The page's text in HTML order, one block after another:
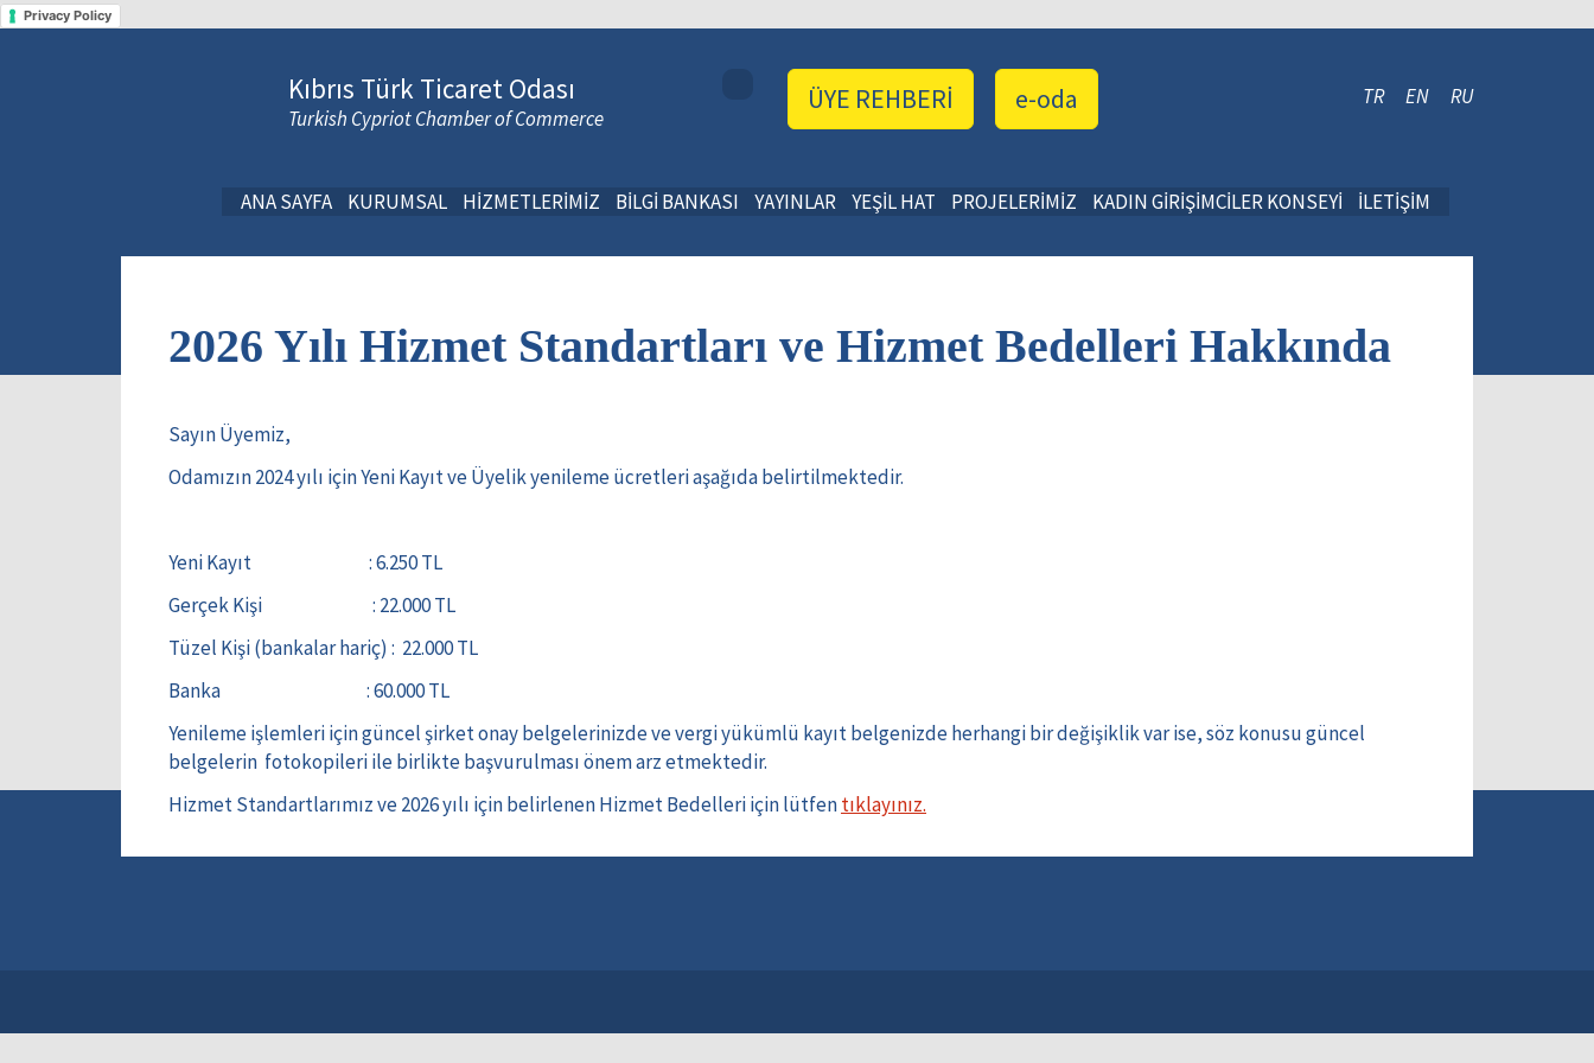
Privacy Policy
Kıbrıs Türk Ticaret Odası
Turkish Cypriot Chamber of Commerce
TR EN RU
e-oda
ÜYE REHBERİ
ANA SAYFA KURUMSAL HİZMETLERİMİZ BİLGİ BANKASI YAYINLAR YEŞİL HAT PROJELERİMİZ KADIN GİRİŞİMCİLER KONSEYİ İLETİŞİM
2026 Yılı Hizmet Standartları ve Hizmet Bedelleri Hakkında
Sayın Üyemiz,
Odamızın 2024 yılı için Yeni Kayıt ve Üyelik yenileme ücretleri aşağıda belirtilmektedir.
Yeni Kayıt : 6.250 TL
Gerçek Kişi : 22.000 TL
Tüzel Kişi (bankalar hariç) : 22.000 TL
Banka : 60.000 TL
Yenileme işlemleri için güncel şirket onay belgelerinizde ve vergi yükümlü kayıt belgenizde herhangi bir değişiklik var ise, söz konusu güncel
belgelerin fotokopileri ile birlikte başvurulması önem arz etmektedir.
Hizmet Standartlarımız ve 2026 yılı için belirlenen Hizmet Bedelleri için lütfentıklayınız.